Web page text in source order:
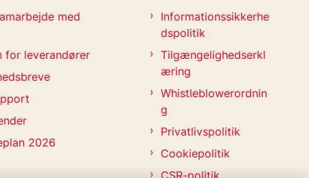
med
for leverandører
2026
Informationssikkerhe
dspolitik
Tilgængelighedserkl
æring
Whistleblowerordnin
g
Privatlivspolitik
Cookiepolitik
CSR-politik